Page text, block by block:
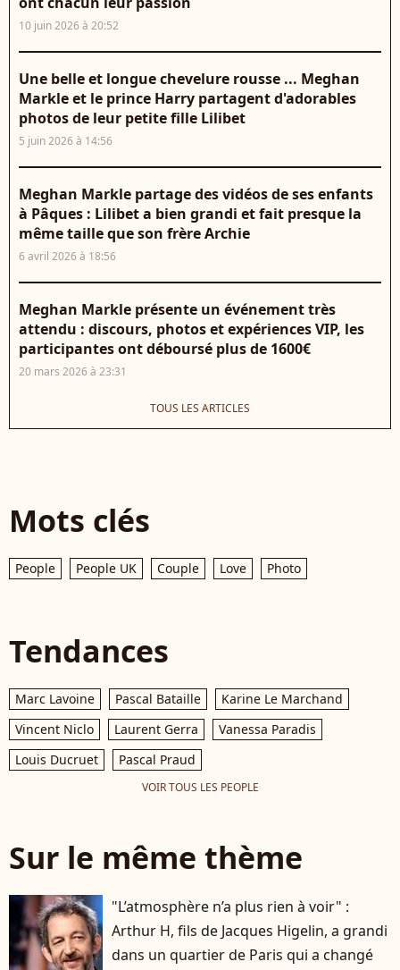
10 juin 2026 à 20:52
Une belle et longue chevelure rousse ... Meghan
Markle et le prince Harry partagent d'adorables
photos de leur petite fille Lilibet
5 juin 2026 à 14:56
Meghan Markle partage des vidéos de ses enfants
à Pâques : Lilibet a bien grandi et fait presque la
même taille que son frère Archie
6 avril 2026 à 18:56
Meghan Markle présente un événement très
attendu : discours, photos et expériences VIP, les
participantes ont déboursé plus de 1600€
20 mars 2026 à 23:31
TOUS LES ARTICLES
Mots clés
People People UK Couple Love Photo
Tendances
Marc Lavoine Pascal Bataille
Karine Le Marchand
Vincent Niclo
Laurent Gerra
Vanessa Paradis
Louis Ducruet
Pascal Praud
VOIR TOUS LES PEOPLE
Sur le même thème
"L’atmosphère n’a plus rien à voir" :
Arthur H, fils de Jacques Higelin, a grandi
dans un quartier de Paris qui a changé